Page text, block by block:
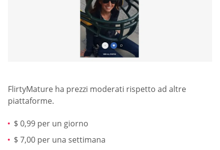
FlirtyMature ha prezzi moderati rispetto ad altre
piattaforme.
$ 0,99 per un giorno
$ 7,00 per una settimana